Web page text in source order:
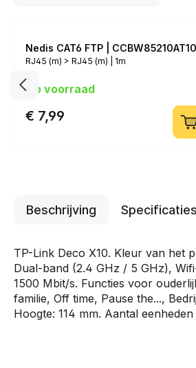
Nedis CAT6 FTP | CCBW85210AT10
RJ45 (m) > RJ45 (m) | 1m
Op voorraad
€ 7,99
Beschrijving Specificaties
TP-Link Deco X10. Kleur van het
Dual-band (2.4 GHz / 5 GHz),
1500 Mbit/s. Functies voor
familie, Off time, Pause the...,
Hoogte: 114 mm. Aantal